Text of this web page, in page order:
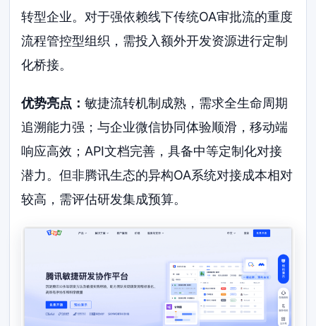
转型企业。对于强依赖线下传统OA审批流的重度
流程管控型组织，需投入额外开发资源进行定制
化桥接。
优势亮点：敏捷流转机制成熟，需求全生命周期
追溯能力强；与企业微信协同体验顺滑，移动端
响应高效；API文档完善，具备中等定制化对接
潜力。但非腾讯生态的异构OA系统对接成本相对
较高，需评估研发集成预算。